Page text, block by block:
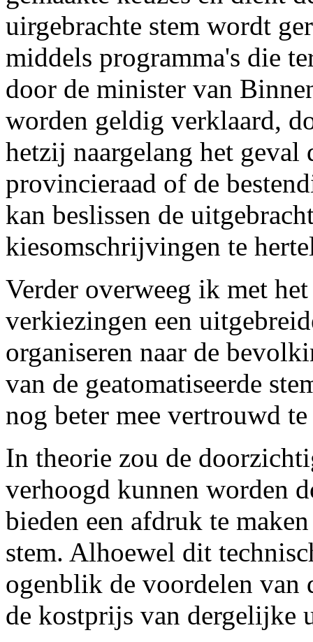
uirgebrachte stem wordt
middels programma's die
door de minister van
worden geldig verklaard,
hetzij naargelang het geval
provincieraad of de
kan beslissen de
kiesomschrijvingen te
Verder overweeg ik met
verkiezingen een
organiseren naar de
van de geatomatiseerde
nog beter mee vertrouwd
In theorie zou de
verhoogd kunnen worden
bieden een afdruk te
stem. Alhoewel dit
ogenblik de voordelen van
de kostprijs van dergelijke